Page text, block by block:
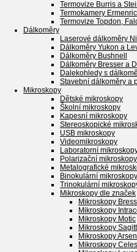
Termovize Burris a
Termokamery
Termovize Topdon,
Dálkoměry
Laserové dálkoměry
Dálkoměry Yukon a
Dálkoměry Bushnell
Dálkoměry Bresser a
Dalekohledy s
Stavební dálkoměry a
Mikroskopy
Dětské mikroskopy
Školní mikroskopy
Kapesní mikroskopy
Stereoskopické
USB mikroskopy
Videomikroskopy
Laboratorní
Polarizační mikroskopy
Metalografické
Binokulární mikroskopy
Trinokulární
Mikroskopy dle značek
Mikroskopy
Mikroskopy
Mikroskopy Motic
Mikroskopy
Mikroskopy
Mikroskopy